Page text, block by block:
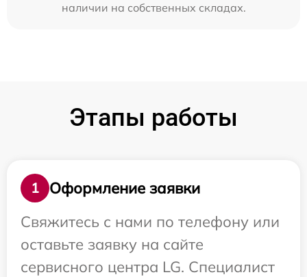
наличии на собственных складах.
Этапы работы
1
Оформление заявки
Свяжитесь с нами по телефону или
оставьте заявку на сайте
сервисного центра LG. Специалист